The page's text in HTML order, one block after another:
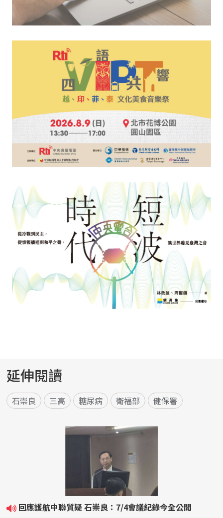
延伸閱讀
石崇良 三高 糖尿病 衛福部 健保署
回應護航中聯質疑 石崇良：7/4會議紀錄今全公開